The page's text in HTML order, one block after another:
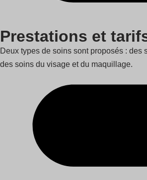
Prestations et
Deux types de soins sont proposés :
des soins du visage et du maquillage.